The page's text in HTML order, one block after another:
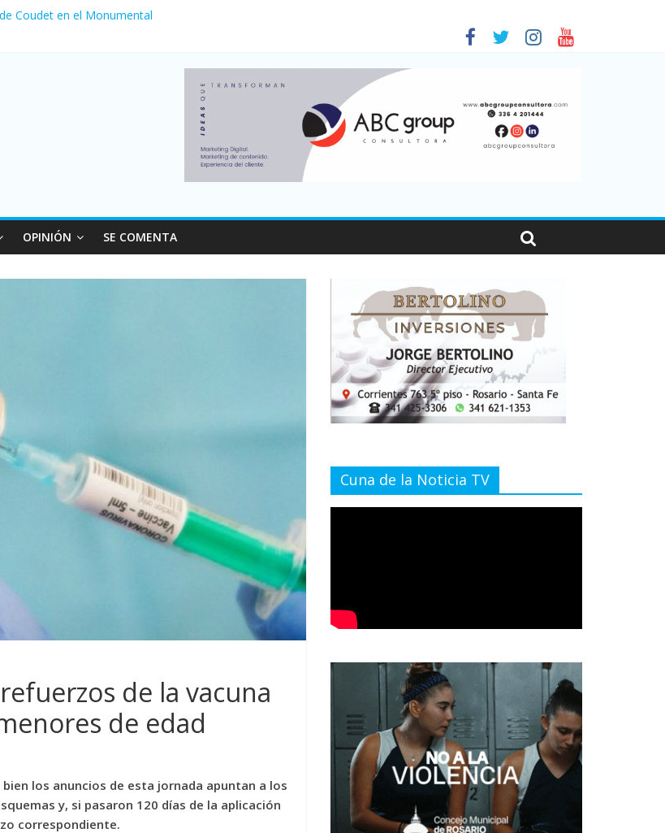
usados en julio: bajó un 12,6% interanual
41.000 kioscos: el sector denuncia crisis como en 2001
movimiento y consumo turístico: 4,6 millones de personas viajaron por el país, un 5,9% más que en 2025
OPINIÓN SE COMENTA
de la vacuna
de edad
los anuncios de esta jornada apuntan a los
y, si pasaron 120 días de la aplicación
correspondiente.
Cuna de la Noticia TV